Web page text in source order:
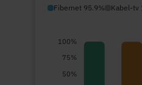
Fibernet 95.9%
Kabel-tv
100%
75%
50%